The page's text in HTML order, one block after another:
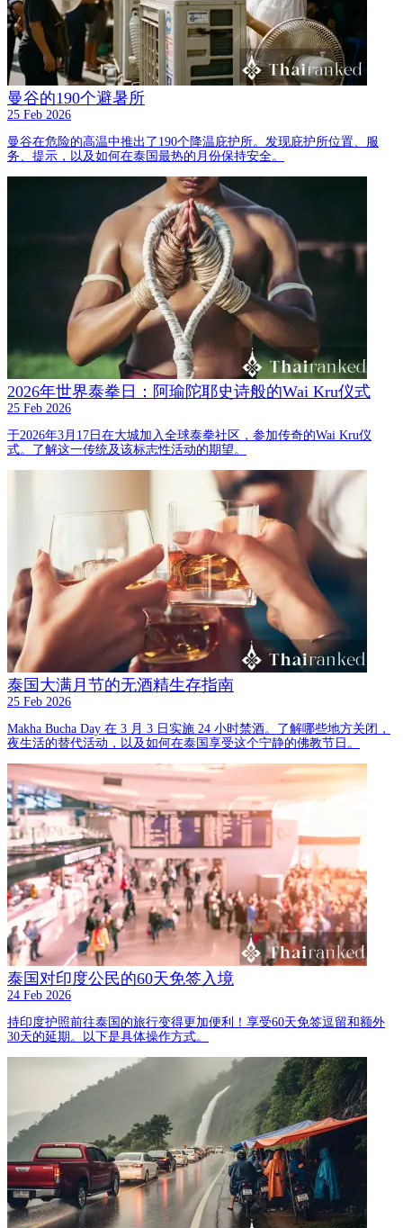
曼谷的190个避暑所
25 Feb 2026
曼谷在危险的高温中推出了190个降温庇护所。发现庇护所位置、服
务、提示，以及如何在泰国最热的月份保持安全。
2026年世界泰拳日：阿瑜陀耶史诗般的Wai Kru仪式
25 Feb 2026
于2026年3月17日在大城加入全球泰拳社区，参加传奇的Wai Kru仪
式。了解这一传统及该标志性活动的期望。
泰国大满月节的无酒精生存指南
25 Feb 2026
Makha Bucha Day 在 3 月 3 日实施 24 小时禁酒。了解哪些地方关闭，
夜生活的替代活动，以及如何在泰国享受这个宁静的佛教节日。
泰国对印度公民的60天免签入境
24 Feb 2026
持印度护照前往泰国的旅行变得更加便利！享受60天免签逗留和额外
30天的延期。以下是具体操作方式。